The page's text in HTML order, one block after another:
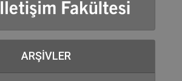
ARŞIVLER